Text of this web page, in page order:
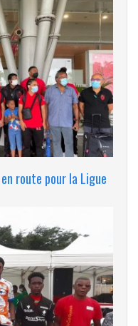
en route pour la Ligue